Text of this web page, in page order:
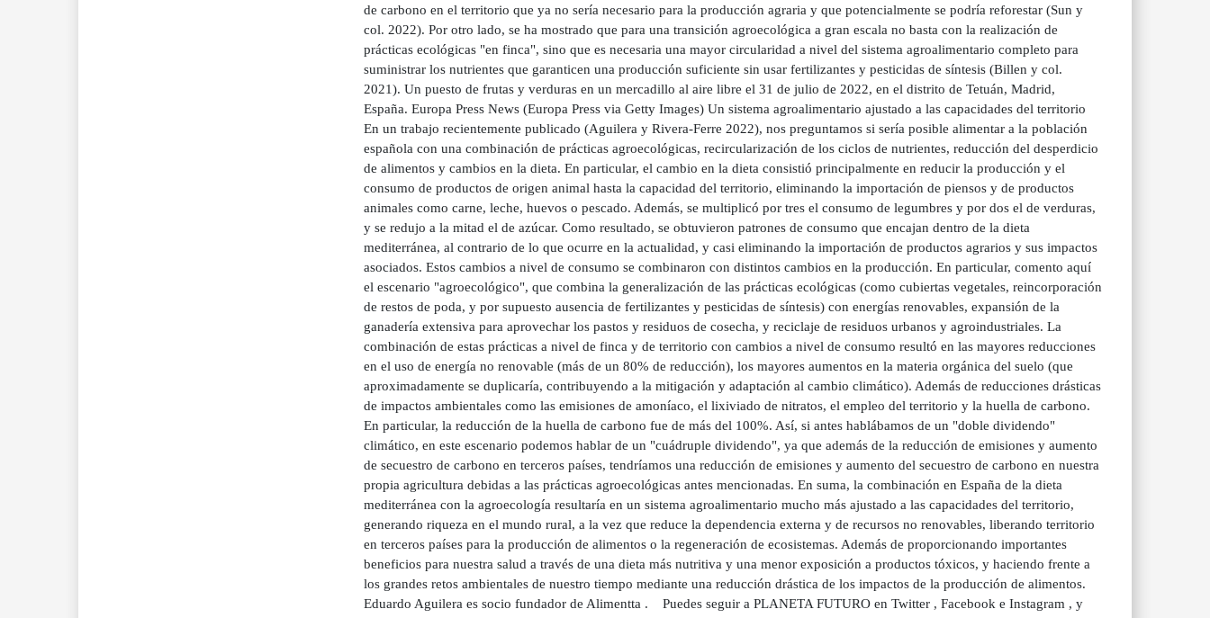
de carbono en el territorio que ya no sería necesario para la producción agraria y que potencialmente se podría reforestar (Sun y
col. 2022). Por otro lado, se ha mostrado que para una transición agroecológica a gran escala no basta con la realización de
prácticas ecológicas "en finca", sino que es necesaria una mayor circularidad a nivel del sistema agroalimentario completo para
suministrar los nutrientes que garanticen una producción suficiente sin usar fertilizantes y pesticidas de síntesis (Billen y col.
2021). Un puesto de frutas y verduras en un mercadillo al aire libre el 31 de julio de 2022, en el distrito de Tetuán, Madrid,
España. Europa Press News (Europa Press via Getty Images) Un sistema agroalimentario ajustado a las capacidades del territorio
En un trabajo recientemente publicado (Aguilera y Rivera-Ferre 2022), nos preguntamos si sería posible alimentar a la población
española con una combinación de prácticas agroecológicas, recircularización de los ciclos de nutrientes, reducción del desperdicio
de alimentos y cambios en la dieta. En particular, el cambio en la dieta consistió principalmente en reducir la producción y el
consumo de productos de origen animal hasta la capacidad del territorio, eliminando la importación de piensos y de productos
animales como carne, leche, huevos o pescado. Además, se multiplicó por tres el consumo de legumbres y por dos el de verduras,
y se redujo a la mitad el de azúcar. Como resultado, se obtuvieron patrones de consumo que encajan dentro de la dieta
mediterránea, al contrario de lo que ocurre en la actualidad, y casi eliminando la importación de productos agrarios y sus impactos
asociados. Estos cambios a nivel de consumo se combinaron con distintos cambios en la producción. En particular, comento aquí
el escenario "agroecológico", que combina la generalización de las prácticas ecológicas (como cubiertas vegetales, reincorporación
de restos de poda, y por supuesto ausencia de fertilizantes y pesticidas de síntesis) con energías renovables, expansión de la
ganadería extensiva para aprovechar los pastos y residuos de cosecha, y reciclaje de residuos urbanos y agroindustriales. La
combinación de estas prácticas a nivel de finca y de territorio con cambios a nivel de consumo resultó en las mayores reducciones
en el uso de energía no renovable (más de un 80% de reducción), los mayores aumentos en la materia orgánica del suelo (que
aproximadamente se duplicaría, contribuyendo a la mitigación y adaptación al cambio climático). Además de reducciones drásticas
de impactos ambientales como las emisiones de amoníaco, el lixiviado de nitratos, el empleo del territorio y la huella de carbono.
En particular, la reducción de la huella de carbono fue de más del 100%. Así, si antes hablábamos de un "doble dividendo"
climático, en este escenario podemos hablar de un "cuádruple dividendo", ya que además de la reducción de emisiones y aumento
de secuestro de carbono en terceros países, tendríamos una reducción de emisiones y aumento del secuestro de carbono en nuestra
propia agricultura debidas a las prácticas agroecológicas antes mencionadas. En suma, la combinación en España de la dieta
mediterránea con la agroecología resultaría en un sistema agroalimentario mucho más ajustado a las capacidades del territorio,
generando riqueza en el mundo rural, a la vez que reduce la dependencia externa y de recursos no renovables, liberando territorio
en terceros países para la producción de alimentos o la regeneración de ecosistemas. Además de proporcionando importantes
beneficios para nuestra salud a través de una dieta más nutritiva y una menor exposición a productos tóxicos, y haciendo frente a
los grandes retos ambientales de nuestro tiempo mediante una reducción drástica de los impactos de la producción de alimentos.
Eduardo Aguilera es socio fundador de Alimentta . Puedes seguir a PLANETA FUTURO en Twitter , Facebook e Instagram , y